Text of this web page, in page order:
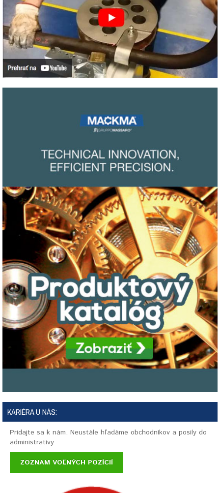
KARIÉRA U NÁS:
Pridajte sa k nám. Neustále hľadáme obchodníkov a posily do
administratívy
ZOZNAM VOĽNÝCH POZÍCIÍ